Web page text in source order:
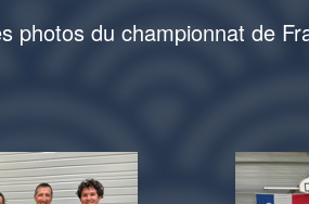
photos du championnat de